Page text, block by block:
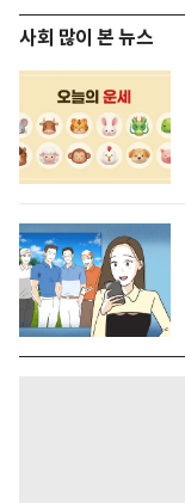
사회 많이 본 뉴스